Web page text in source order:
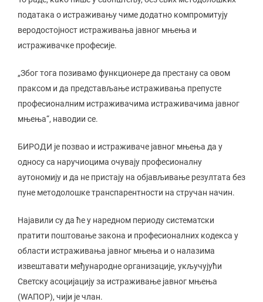
података о истраживању чиме додатно компромитују
веродостојност истраживања јавног мњења и
истраживачке професије.
„Због тога позивамо функционере да престану са овом
праксом и да представљање истраживања препусте
професионалним истраживачима истраживачима јавног
мњења“, наводии се.
БИРОДИ је позвао и истраживаче јавног мњења да у
односу са наручиоцима очувају професионалну
аутономију и да не пристају на објављивање резултата без
пуне методолошке транспарентности на стручан начин.
Најавили су да ће у наредном периоду систематски
пратити поштовање закона и професионалних кодекса у
области истраживања јавног мњења и о налазима
извештавати међународне организације, укључујући
Светску асоцијацију за истраживање јавног мњења
(WАПОР), чији је члан.